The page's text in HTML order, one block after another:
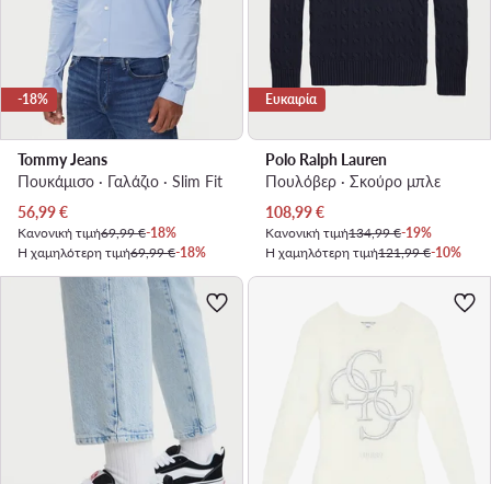
-18%
Tommy Jeans
Πουκάμισο · Γαλάζιο · Slim Fit
Τρέχουσα τιμή
56,99€
Κανονική τιμή69,99 €-18%
Η χαμηλότερη τιμή69,99 €-18%
Ευκαιρία
Polo Ralph Lauren
Πουλόβερ · Σκούρο μπλε
Τρέχουσα τιμή
108,99€
Κανονική τιμή134,99 €-19%
Η χαμηλότερη τιμή121,99 €-10%